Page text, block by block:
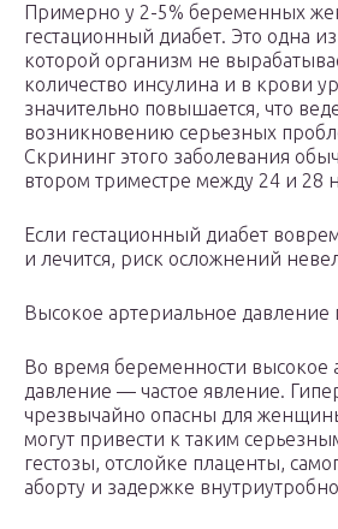
Примерно у 2-5% беременных
гестационный диабет. Это одна
которой организм не
количество инсулина и в крови
значительно повышается, что
возникновению серьезных
Скрининг этого заболевания
втором триместре между 24 и 28
Если гестационный диабет
и лечится, риск осложнений
Высокое артериальное
Во время беременности высокое
давление — частое явление.
чрезвычайно опасны для
могут привести к таким
гестозы, отслойке плаценты,
аборту и задержке